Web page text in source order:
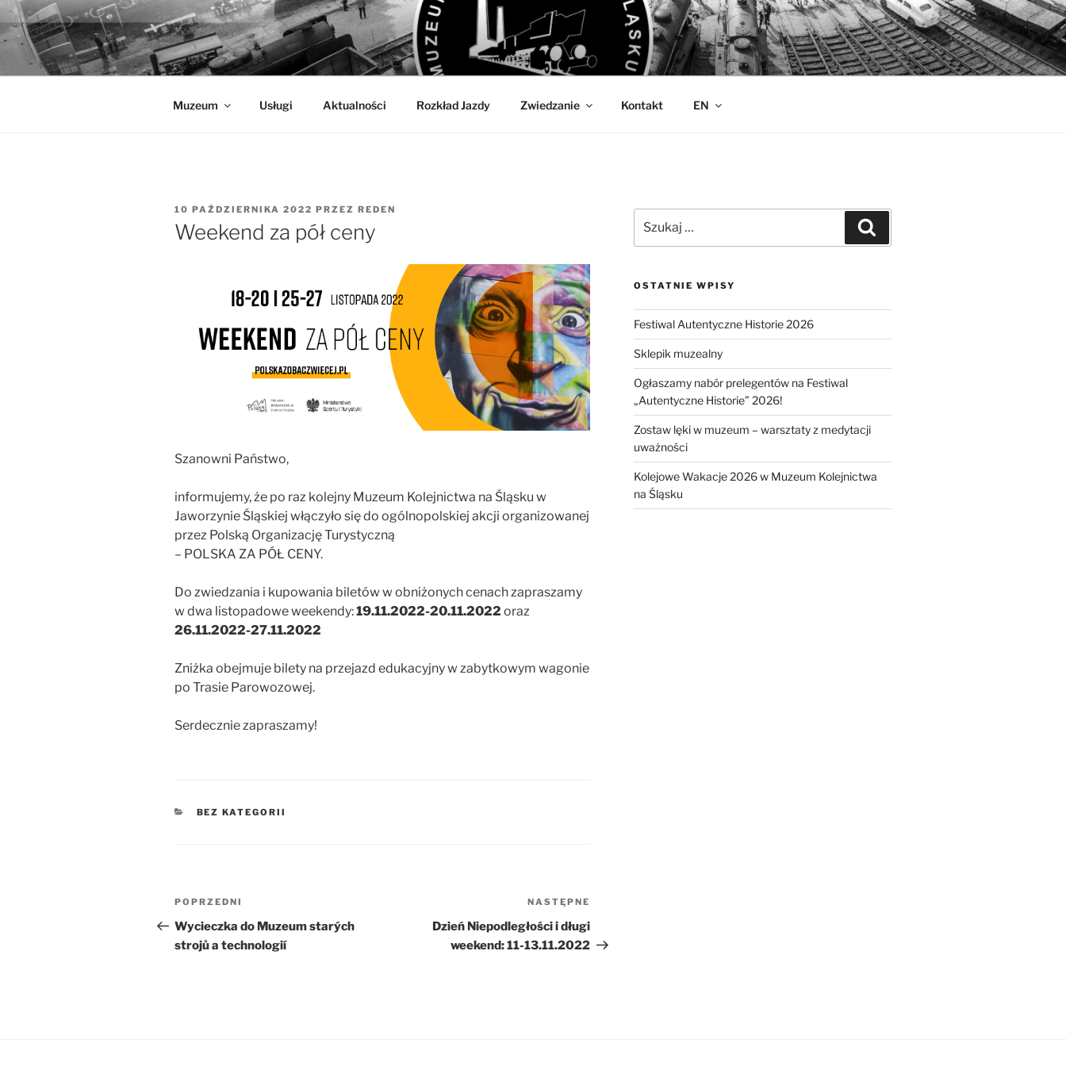
Przejdź
do
treści
MUZEUM KOLEJNICTWA
Muzeum Kolejnictwa na Śląsku w Jaworzynie Śląskiej
Muzeum Usługi Aktualności Rozkład Jazdy Zwiedzanie Kontakt EN
OPUBLIKOWANE
W
10 PAŹDZIERNIKA 2022 PRZEZ REDEN
Weekend za pół ceny
Szanowni Państwo,
informujemy, że po raz kolejny Muzeum Kolejnictwa na Śląsku w
Jaworzynie Śląskiej włączyło się do ogólnopolskiej akcji organizowanej
przez Polską Organizację Turystyczną
– POLSKA ZA PÓŁ CENY.
Do zwiedzania i kupowania biletów w obniżonych cenach zapraszamy
w dwa listopadowe weekendy:19.11.2022-20.11.2022 oraz
26.11.2022-27.11.2022
Zniżka obejmuje bilety na przejazd edukacyjny w zabytkowym wagonie
po Trasie Parowozowej.
Serdecznie zapraszamy!
KATEGORIE
BEZ KATEGORII
Nawigacja
wpisu
Poprzedni
wpis
POPRZEDNI
Wycieczka do Muzeum starých
strojů a technologií
wpis
NASTĘPNE
Dzień Niepodległości i długi
weekend: 11-13.11.2022
OSTATNIE WPISY
Festiwal Autentyczne Historie 2026
Sklepik muzealny
Ogłaszamy nabór prelegentów na Festiwal
„Autentyczne Historie” 2026!
Zostaw lęki w muzeum – warsztaty z medytacji
uważności
Kolejowe Wakacje 2026 w Muzeum Kolejnictwa
na Śląsku